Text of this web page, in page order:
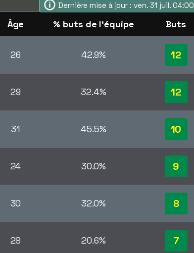
Dernière mise à jour : ven. 31 juil. 04:00
Âge % buts de l'équipe Buts
26 42.9% 12
29 32.4% 12
31 45.5% 10
24 30.0% 9
30 32.0% 8
28 20.6% 7